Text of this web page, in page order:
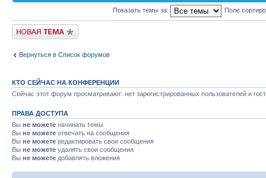
Показать темы за: Поле
Новая тема
Вернуться в Список форумов
КТО СЕЙЧАС НА КОНФЕРЕНЦИИ
Сейчас этот форум просматривают: нет зарегистрированных пользователей и
ПРАВА ДОСТУПА
Вы не можете начинать темы
Вы не можете отвечать на сообщения
Вы не можете редактировать свои сообщения
Вы не можете удалять свои сообщения
Вы не можете добавлять вложения